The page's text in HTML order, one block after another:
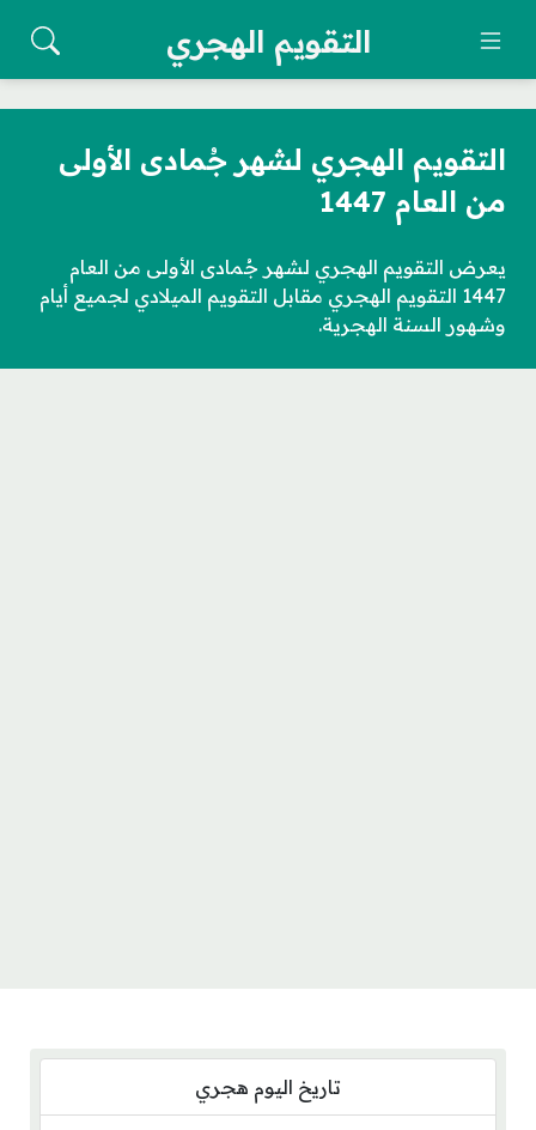
التقويم الهجري
التقويم الهجري لشهر جُمادى الأولى
من العام 1447
يعرض التقويم الهجري لشهر جُمادى الأولى من العام
1447 التقويم الهجري مقابل التقويم الميلادي لجميع أيام
وشهور السنة الهجرية.
تاريخ اليوم هجري